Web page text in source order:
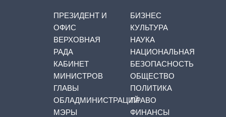
ПРЕЗИДЕНТ И
ОФИС
ВЕРХОВНАЯ
РАДА
КАБИНЕТ
МИНИСТРОВ
ГЛАВЫ
ОБЛАДМИНИСТРАЦИЙ
МЭРЫ
БИЗНЕС
КУЛЬТУРА
НАУКА
НАЦИОНАЛЬНАЯ
БЕЗОПАСНОСТЬ
ОБЩЕСТВО
ПОЛИТИКА
ПРАВО
ФИНАНСЫ